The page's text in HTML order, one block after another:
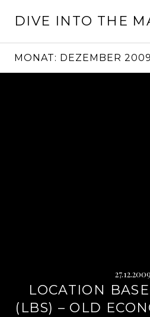
zumDIVE INTO THE
MONAT: DEZEMBER 2009
27.12.2009
LOCATION
(LBS) – OLD